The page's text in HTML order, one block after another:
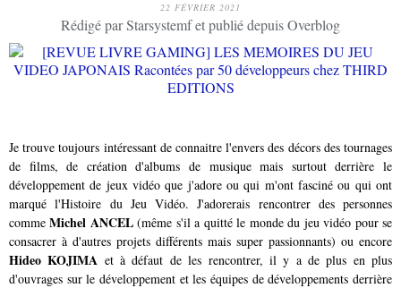
22 FÉVRIER 2021
Rédigé par Starsystemf et publié depuis Overblog
Je trouve toujours intéressant de connaitre l'envers des décors des tournages
de films, de création d'albums de musique mais surtout derrière le
développement de jeux vidéo que j'adore ou qui m'ont fasciné ou qui ont
marqué l'Histoire du Jeu Vidéo. J'adorerais rencontrer des personnes
commeMichel ANCEL(même s'il a quitté le monde du jeu vidéo pour se
consacrer à d'autres projets différents mais super passionnants) ou encore
Hideo KOJIMA et à défaut de les rencontrer, il y a de plus en plus
d'ouvrages sur le développement et les équipes de développements derrière